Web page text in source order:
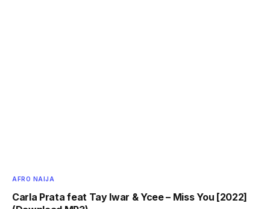
AFRO NAIJA
Carla Prata feat Tay Iwar & Ycee – Miss You [2022]